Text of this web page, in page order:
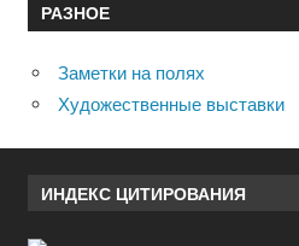
РАЗНОЕ
Заметки на полях
Художественные выставки
ИНДЕКС ЦИТИРОВАНИЯ